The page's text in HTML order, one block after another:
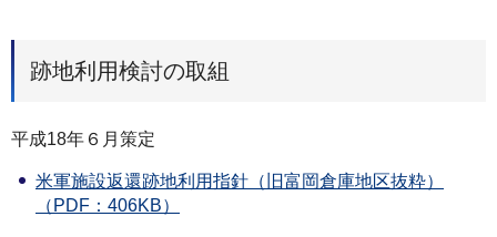
跡地利用検討の取組
平成18年６月策定
米軍施設返還跡地利用指針（旧富岡倉庫地区抜粋）
（PDF：406KB）